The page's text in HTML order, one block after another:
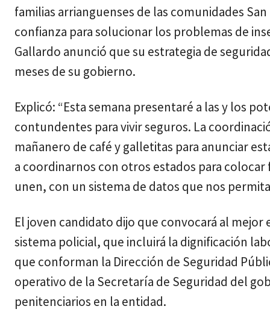
familias arrianguenses de las comunidades
confianza para solucionar los problemas de
Gallardo anunció que su estrategia de
meses de su gobierno.
Explicó: “Esta semana presentaré a las y los
contundentes para vivir seguros. La
mañanero de café y galletitas para anunciar
a coordinarnos con otros estados para
unen, con un sistema de datos que nos
El joven candidato dijo que convocará al
sistema policial, que incluirá la dignificación
que conforman la Dirección de Seguridad
operativo de la Secretaría de Seguridad del
penitenciarios en la entidad.